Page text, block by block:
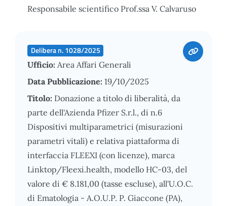
Responsabile scientifico Prof.ssa V. Calvaruso
Delibera n. 1028/2025
Ufficio: Area Affari Generali
Data Pubblicazione: 19/10/2025
Titolo: Donazione a titolo di liberalità, da
parte dell'Azienda Pfizer S.r.l., di n.6
Dispositivi multiparametrici (misurazioni
parametri vitali) e relativa piattaforma di
interfaccia FLEEXI (con licenze), marca
Linktop/Fleexi.health, modello HC-03, del
valore di € 8.181,00 (tasse escluse), all'U.O.C.
di Ematologia - A.O.U.P. P. Giaccone (PA),